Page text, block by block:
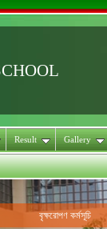
Result Gallery
বৃক্ষরোপণ কর্মসূচি